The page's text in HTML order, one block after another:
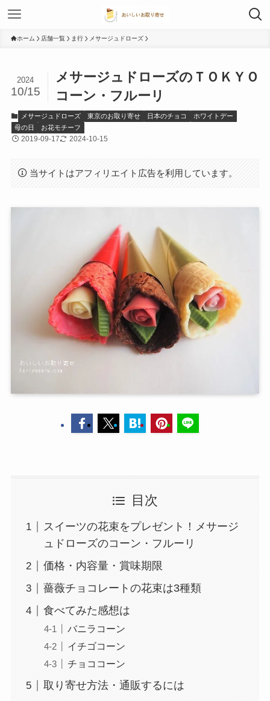
ホーム 店舗一覧 ま行 メサージュドローズ
メサージュドローズのＴＯＫＹＯ
コーン・フルーリ
2024
10/15
メサージュドローズ 東京のお取り寄せ 日本のチョコ
ホワイトデー
母の日
お花モチーフ
2019-09-17 2024-10-15
当サイトはアフィリエイト広告を利用しています。
目次
スイーツの花束をプレゼント！メサージ
ュドローズのコーン・フルーリ
価格・内容量・賞味期限
薔薇チョコレートの花束は3種類
食べてみた感想は
バニラコーン
イチゴコーン
チョココーン
取り寄せ方法・通販するには